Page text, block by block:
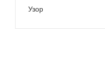
Узор